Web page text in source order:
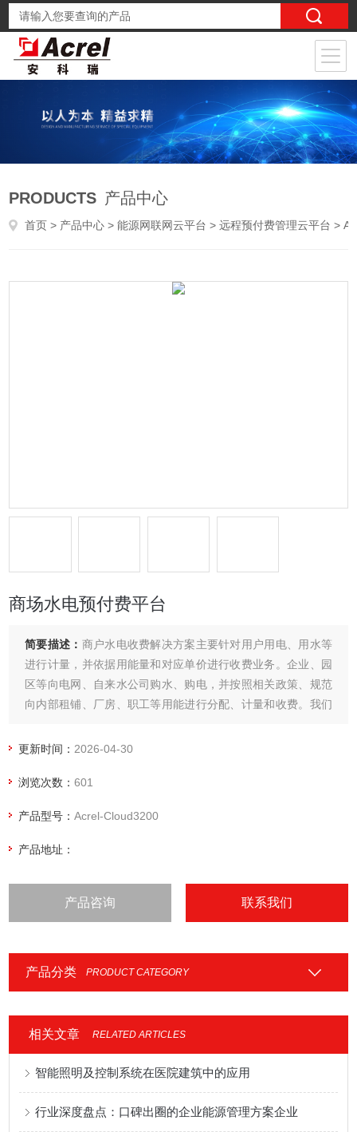
PRODUCTS 产品中心
首页 > 产品中心 >能源网联网云平台 >远程预付费管理云平台 > Acrel-Cloud3200商场水电预付费平台
商场水电预付费平台
简要描述： 商户水电收费解决方案主要针对用户用电、用水等
进行计量，并依据用能量和对应单价进行收费业务。企业、园
区等向电网、自来水公司购水、购电，并按照相关政策、规范
向内部租铺、厂房、职工等用能进行分配、计量和收费。我们
和收费业务，如商业地产集团、高校园区、 出租公寓、连锁商
更新时间： 2026-04-30
浏览次数：601
产品型号：Acrel-Cloud3200
产品地址：
产品咨询 联系我们
产品分类 PRODUCT CATEGORY
相关文章 RELATED ARTICLES
智能照明及控制系统在医院建筑中的应用
行业深度盘点：口碑出圈的企业能源管理方案企业